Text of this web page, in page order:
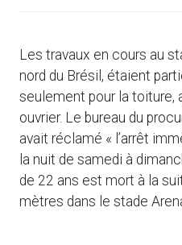
Les travaux en cours au
nord du Brésil, étaient
seulement pour la toiture,
ouvrier. Le bureau du
avait réclamé « l’arrêt
la nuit de samedi à
de 22 ans est mort à la
mètres dans le stade